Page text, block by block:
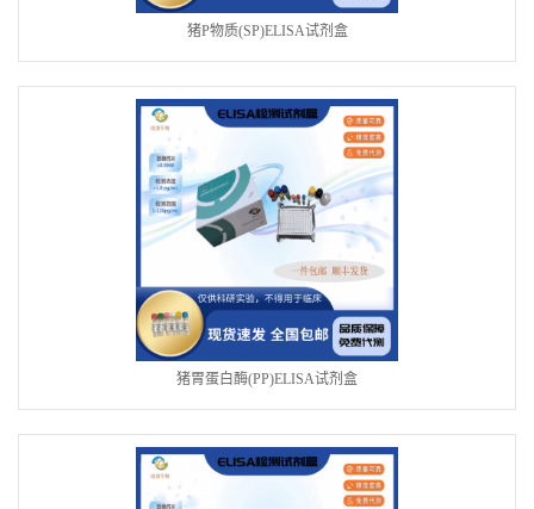
猪P物质(SP)ELISA试剂盒
猪胃蛋白酶(PP)ELISA试剂盒